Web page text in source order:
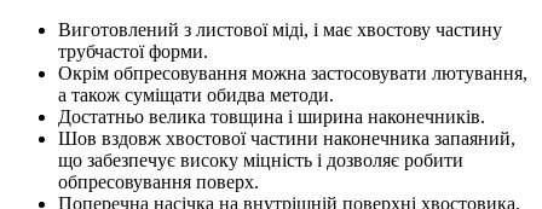
Виготовлений з листової міді, і має хвостову частину
трубчастої форми.
Окрім обпресовування можна застосовувати лютування,
а також суміщати обидва методи.
Достатньо велика товщина і ширина наконечників.
Шов вздовж хвостової частини наконечника запаяний,
що забезпечує високу міцність і дозволяє робити
обпресовування поверх.
Поперечна насічка на внутрішній поверхні хвостовика,